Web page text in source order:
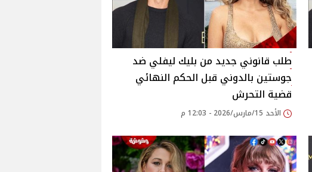
طلب قانوني جديد من بليك ليفلي ضد
جوستين بالدوني قبل الحكم النهائي
قضية التحرش
الأحد 15/مارس/2026 - 12:03 م